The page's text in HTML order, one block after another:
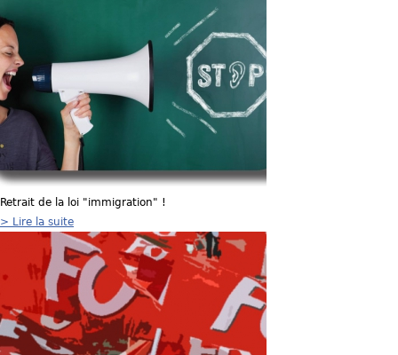
u
s
ê
t
e
s
i
i
Retrait de la loi "immigration" !
> Lire la suite